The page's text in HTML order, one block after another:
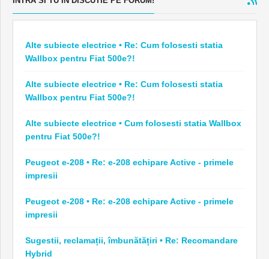
Alte subiecte electrice • Re: Cum folosesti statia
Wallbox pentru Fiat 500e?!
Alte subiecte electrice • Re: Cum folosesti statia
Wallbox pentru Fiat 500e?!
Alte subiecte electrice • Cum folosesti statia Wallbox
pentru Fiat 500e?!
Peugeot e-208 • Re: e-208 echipare Active - primele
impresii
Peugeot e-208 • Re: e-208 echipare Active - primele
impresii
Sugestii, reclamații, îmbunătățiri • Re: Recomandare
Hybrid